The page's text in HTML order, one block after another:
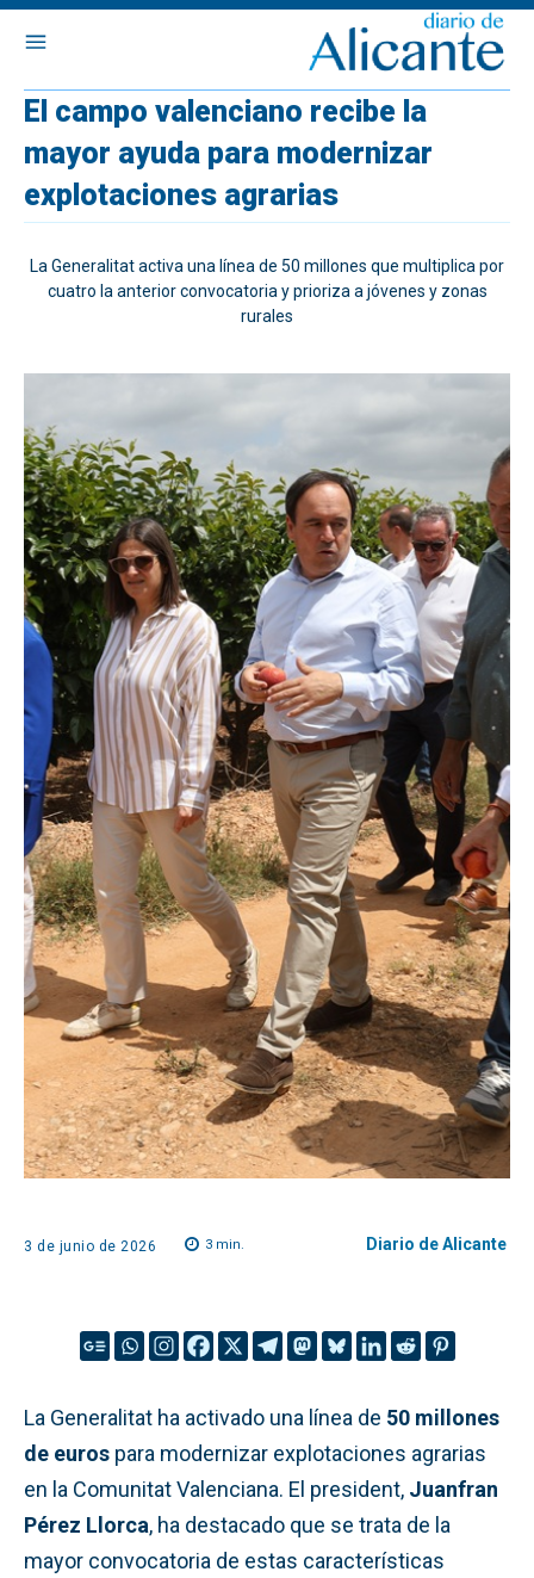
El campo valenciano recibe la
mayor ayuda para modernizar
explotaciones agrarias
La Generalitat activa una línea de 50 millones que multiplica por
cuatro la anterior convocatoria y prioriza a jóvenes y zonas
rurales
3 de junio de 2026 3 min. Diario de Alicante
La Generalitat ha activado una línea de 50 millones
de euros para modernizar explotaciones agrarias
en la Comunitat Valenciana. El president, Juanfran
Pérez Llorca, ha destacado que se trata de la
mayor convocatoria de estas características